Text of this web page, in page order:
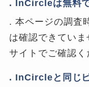
. InCircleは無料
. 本ページの調査
は確認できてい
サイトでご確認く
. InCircleと同じ